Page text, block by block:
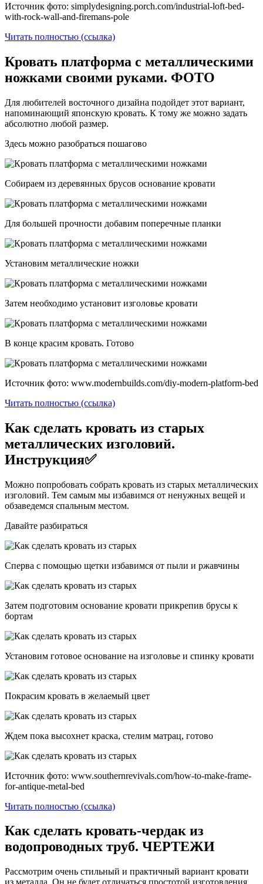
Источник фото: simplydesigning.porch.com/industrial-loft-bed-
with-rock-wall-and-firemans-pole
Читать полностью (ссылка)
Кровать платформа с металлическими
ножками своими руками. ФОТО
Для любителей восточного дизайна подойдет этот вариант,
напоминающий японскую кровать. К тому же можно задать
абсолютно любой размер.
Здесь можно разобраться пошагово
Собираем из деревянных брусов основание кровати
Для большей прочности добавим поперечные планки
Установим металлические ножки
Затем необходимо установит изголовье кровати
В конце красим кровать. Готово
Источник фото: www.modernbuilds.com/diy-modern-platform-bed
Читать полностью (ссылка)
Как сделать кровать из старых
металлических изголовий.
Инструкция✅
Можно попробовать собрать кровать из старых металлических
изголовий. Тем самым мы избавимся от ненужных вещей и
обзаведемся спальным местом.
Давайте разбираться
Сперва с помощью щетки избавимся от пыли и ржавчины
Затем подготовим основание кровати прикрепив брусы к
бортам
Установим готовое основание на изголовье и спинку кровати
Покрасим кровать в желаемый цвет
Ждем пока высохнет краска, стелим матрац, готово
Источник фото: www.southernrevivals.com/how-to-make-frame-
for-antique-metal-bed
Читать полностью (ссылка)
Как сделать кровать-чердак из
водопроводных труб. ЧЕРТЕЖИ
Рассмотрим очень стильный и практичный вариант кровати